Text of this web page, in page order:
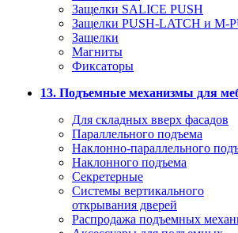
Защелки SALICE PUSH
Защелки PUSH-LATCH и M-
Защелки
Магниты
Фиксаторы
13. Подъемные механизмы для
Для складных вверх фасадов
Параллельного подъема
Наклонно-параллельного
Наклонного подъема
Секретерные
Системы вертикального
открывания дверей
Распродажа подъемных